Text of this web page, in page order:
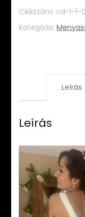
Cikkszám: cd-1-1-
Kategória:
Leírás
Leírás